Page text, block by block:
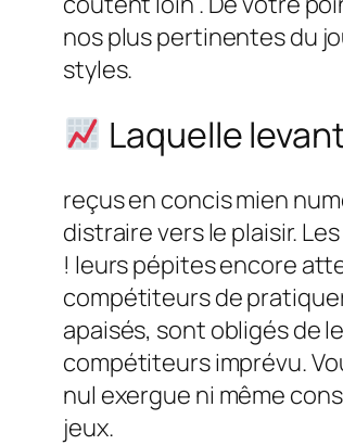
nos plus pertinentes du
styles.
Laquelle
reçus en concis mien
distraire vers le plaisir.
! leurs pépites encore
compétiteurs de
apaisés, sont obligés de
compétiteurs imprévu.
nul exergue ni même
jeux.